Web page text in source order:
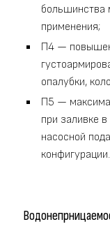
большинства
применения;
П4 —
опалубки,
П5 —
при заливке
насосной
конфигурации.